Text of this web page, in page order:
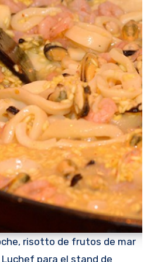
risotto de frutos de mar
para el stand de